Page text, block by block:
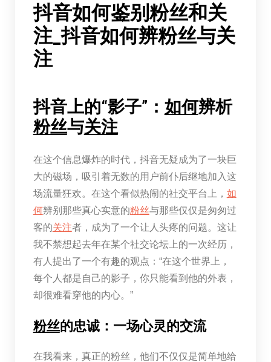
抖音如何鉴别粉丝和关
注_抖音如何辨粉丝与关
注
抖音上的“影子”： 如何辨析
粉丝与关注
在这个信息爆炸的时代，抖音无疑成为了一块巨
大的磁场，吸引着无数的用户前仆后继地加入这
场流量狂欢。在这个看似热闹的社交平台上， 如
何辨别那些真心实意的粉丝与那些仅仅是匆匆过
客的关注者，成为了一个让人头疼的问题。这让
我不禁想起去年在某个社交论坛上的一次经历，
有人提出了一个有趣的观点：“在这个世界上，
每个人都是自己的影子，你只能看到他的外表，
却很难看穿他的内心。”
粉丝的忠诚：一场心灵的交流
在我看来，真正的粉丝，他们不仅仅是简单地给